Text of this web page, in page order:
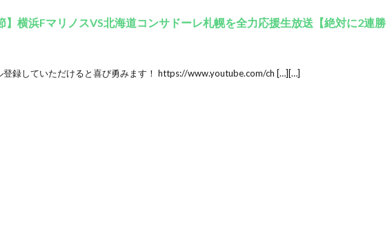
】横浜FマリノスVS北海道コンサドーレ札幌を全力応援生放送【絶対に2連勝
録していただけると喜び勇みます！ https://www.youtube.com/ch […][…]